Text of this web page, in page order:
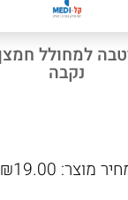
למחולל
נקבה
מוצר: ₪19.00